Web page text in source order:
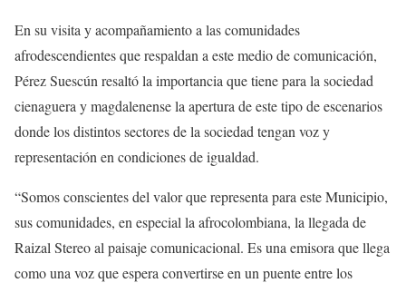
En su visita y acompañamiento a las comunidades
afrodescendientes que respaldan a este medio de comunicación,
Pérez Suescún resaltó la importancia que tiene para la sociedad
cienaguera y magdalenense la apertura de este tipo de escenarios
donde los distintos sectores de la sociedad tengan voz y
representación en condiciones de igualdad.
“Somos conscientes del valor que representa para este Municipio,
sus comunidades, en especial la afrocolombiana, la llegada de
Raizal Stereo al paisaje comunicacional. Es una emisora que llega
como una voz que espera convertirse en un puente entre los